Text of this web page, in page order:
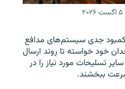
جدی سیستم‌های مدافع
خود خواسته تا روند ارسال
تسلیحات مورد نیاز را در
ببخشند.